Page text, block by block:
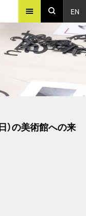
EN
）の美術館への来